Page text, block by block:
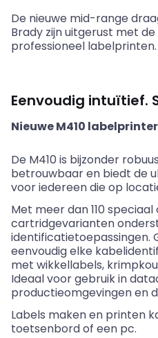
De nieuwe mid-range
Brady zijn uitgerust met
professioneel labelprinten.
Eenvoudig intuïtief.
Nieuwe M410 labelprinter
De M410 is bijzonder
betrouwbaar en biedt de
voor iedereen die op
Met meer dan 110
cartridgevarianten
identificatietoepassingen.
eenvoudig elke
met wikkellabels,
Ideaal voor gebruik in
productieomgevingen en
Labels maken en printen
toetsenbord of een pc.